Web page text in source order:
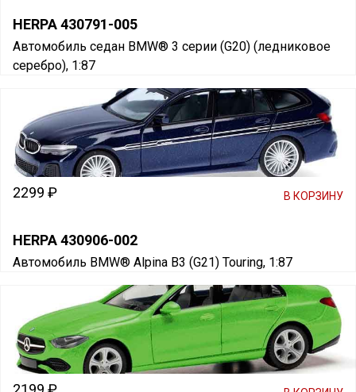
HERPA 430791-005
Автомобиль седан BMW® 3 серии (G20) (ледниковое
серебро), 1:87
HERPA 430906-002
Автомобиль BMW® Alpina B3 (G21) Touring, 1:87
2299 ₽ В КОРЗИНУ